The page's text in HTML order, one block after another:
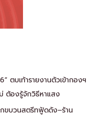
ตบเท้ารายงานตัวเข้ากองฯ
ต้องรู้จักวิธีหาแสง
กขบวนสตรีทฟู้ดดัง–ร้าน